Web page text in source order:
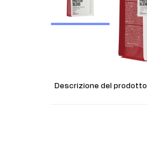
Descrizione del prodotto